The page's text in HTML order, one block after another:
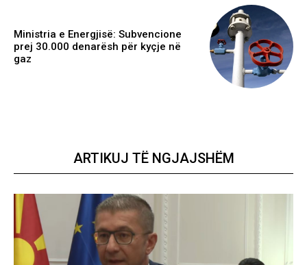
Ministria e Energjisë: Subvencione
prej 30.000 denarësh për kyçje në
gaz
ARTIKUJ TË NGJAJSHËM